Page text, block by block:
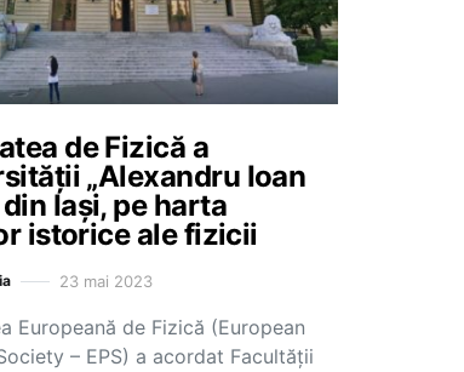
de Fizică a
„Alexandru Ioan
din Iași, pe harta
istorice ale fizicii
23 mai 2023
Europeană de Fizică (European
– EPS) a acordat Facultății